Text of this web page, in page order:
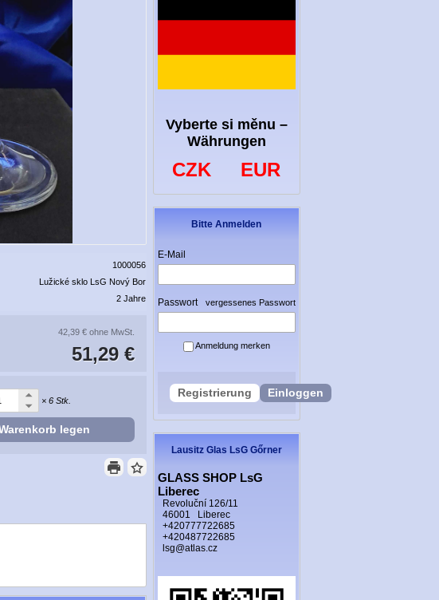
Vyberte si měnu –
Währungen
CZK EUR
Bitte Anmelden
E-Mail
Passwort vergessenes Passwort
Anmeldung merken
Registrierung Einloggen
Lausitz Glas LsG Gőrner
GLASS SHOP LsG
Liberec
Revoluční 126/11
46001 Liberec
+420777722685
+420487722685
lsg@atlas.cz
1000056
Lužické sklo LsG Nový Bor
2 Jahre
42,39 € ohne MwSt.
51,29 €
× 6 Stk.
legen